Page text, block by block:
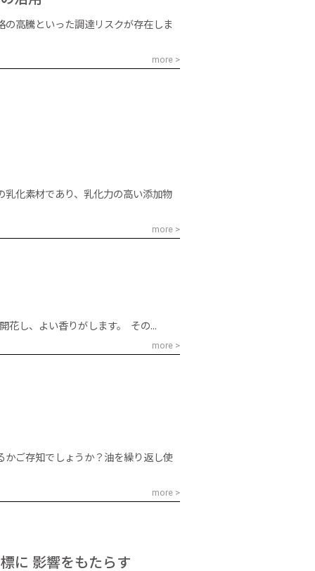
高騰といった調達リスクが存在しま
more >
化素材であり、乳化力の高い添加物
more >
花し、よい香りがします。 その...
more >
ご存知でしょうか？油を繰り返し使
more >
に 影響をもたらす